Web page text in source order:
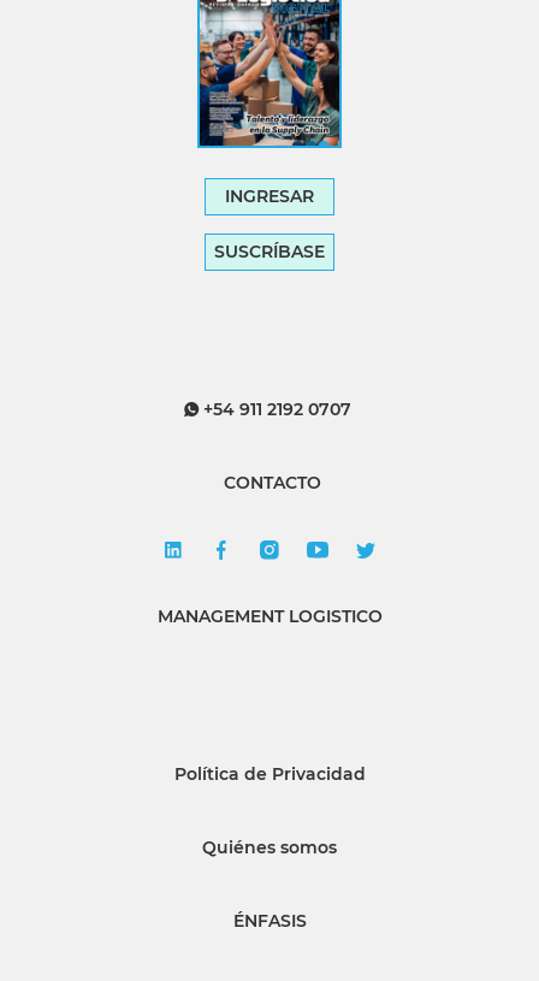
INGRESAR
SUSCRÍBASE
+54 911 2192 0707
CONTACTO
MANAGEMENT LOGISTICO
Política de Privacidad
Quiénes somos
ÉNFASIS